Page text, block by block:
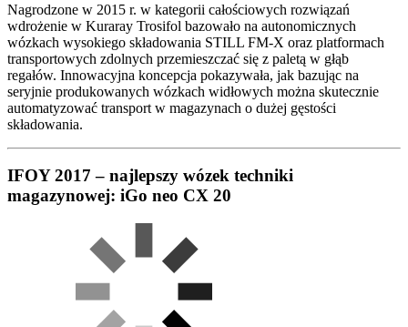
Nagrodzone w 2015 r. w kategorii całościowych rozwiązań
wdrożenie w Kuraray Trosifol bazowało na autonomicznych
wózkach wysokiego składowania STILL FM-X oraz platformach
transportowych zdolnych przemieszczać się z paletą w głąb
regałów. Innowacyjna koncepcja pokazywała, jak bazując na
seryjnie produkowanych wózkach widłowych można skutecznie
automatyzować transport w magazynach o dużej gęstości
składowania.
IFOY 2017 – najlepszy wózek techniki
magazynowej: iGo neo CX 20